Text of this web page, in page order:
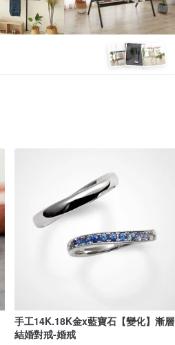
手工14K.18K金x藍寶石【變化】漸層
結婚對戒-婚戒